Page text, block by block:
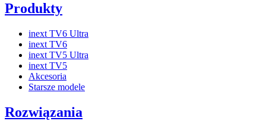
Produkty
inext TV6 Ultra
inext TV6
inext TV5 Ultra
inext TV5
Akcesoria
Starsze modele
Rozwiązania